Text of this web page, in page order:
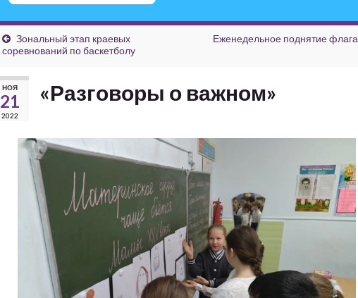
Зональный этап краевых
соревнований по баскетболу
Еженедельное поднятие флага
НОЯ
21
2022
«Разговоры о важном»